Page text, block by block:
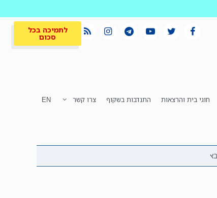
לתמיכה בכל
סכום
חוגי בית והרצאות התנדבות בשקוף צרו קשר EN
המקום הכי חם לתמיכה בכל